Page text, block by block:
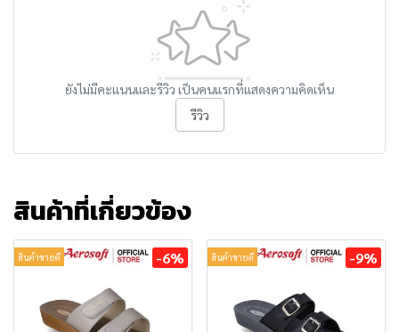
ยังไม่มีคะแนนและรีวิว เป็นคนแรกที่แสดงความคิดเห็น
รีวิว
สินค้าที่เกี่ยวข้อง
สินค้าขายดี -6% สินค้าขายดี -9%